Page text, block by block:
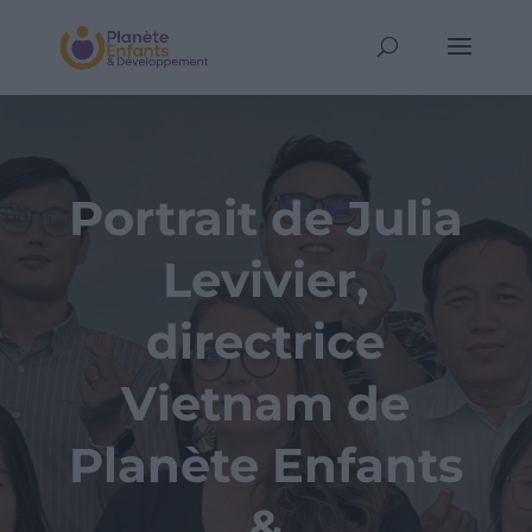
Portrait de Julia
Levivier,
directrice
Vietnam de
Planète Enfants